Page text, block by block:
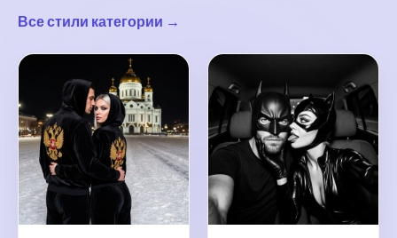
Все стили категории →